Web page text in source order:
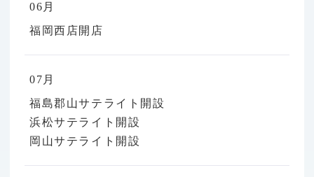
06月
福岡西店開店
07月
福島郡山サテライト開設
浜松サテライト開設
岡山サテライト開設